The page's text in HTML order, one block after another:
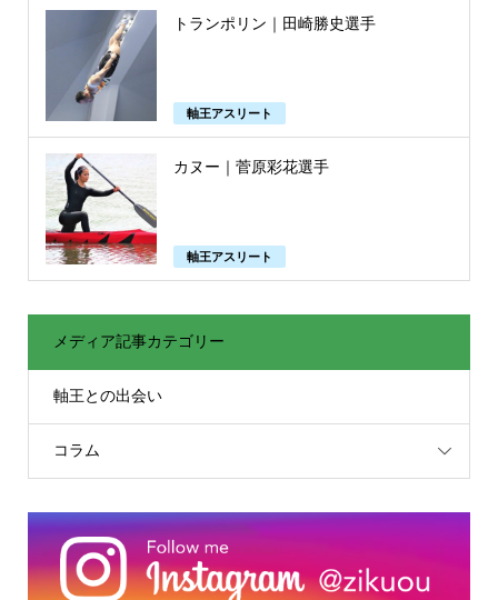
トランポリン｜田崎勝史選手
軸王アスリート
カヌー｜菅原彩花選手
軸王アスリート
メディア記事カテゴリー
軸王との出会い
コラム